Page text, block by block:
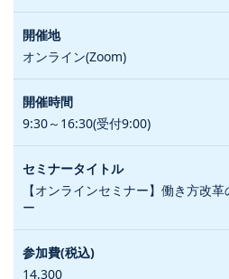
オンライン(Zoom)
9:30～16:30(受付9:00)
【オンラインセミナー】働き方改
ー
14,300